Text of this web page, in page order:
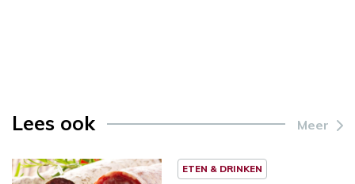
Lees ook Meer
ETEN & DRINKEN